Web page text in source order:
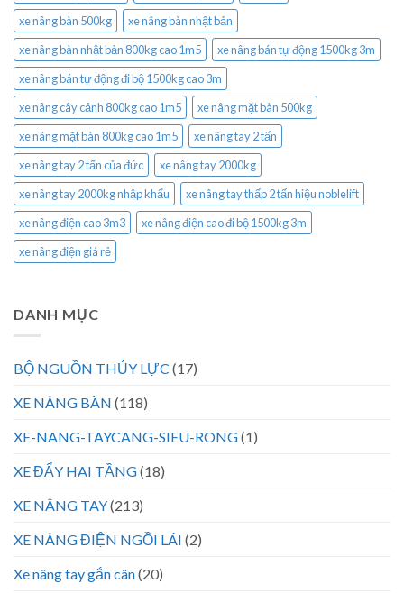
xe nâng bàn 500kg
xe nâng bàn nhật bản
xe nâng bàn nhật bản 800kg cao 1m5
xe nâng bán tự động 1500kg 3m
xe nâng bán tự động đi bộ 1500kg cao 3m
xe nâng cây cảnh 800kg cao 1m5
xe nâng mặt bàn 500kg
xe nâng mặt bàn 800kg cao 1m5
xe nâng tay 2 tấn
xe nâng tay 2 tấn của đức
xe nâng tay 2000kg
xe nâng tay 2000kg nhập khẩu
xe nâng tay thấp 2 tấn hiệu noblelift
xe nâng điện cao 3m3
xe nâng điện cao đi bộ 1500kg 3m
xe nâng điện giá rẻ
DANH MỤC
BỘ NGUỒN THỦY LỰC (17)
XE NÂNG BÀN (118)
XE-NANG-TAYCANG-SIEU-RONG(1)
XE ĐẨY HAI TẦNG(18)
XE NÂNG TAY(213)
XE NÂNG ĐIỆN NGỒI LÁI (2)
Xe nâng tay gắn cân(20)